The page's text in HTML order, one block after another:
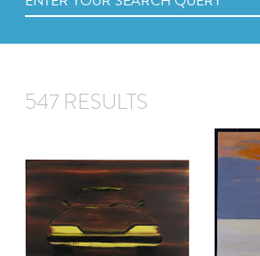
547 RESULTS